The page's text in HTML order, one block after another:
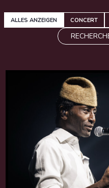
ALLES ANZEIGEN CONCERT